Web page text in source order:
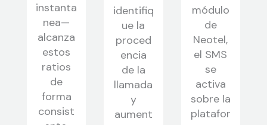
instanta
nea—
alcanza
estos
ratios
de
forma
consist
identifiq
ue la
proced
encia
de la
llamada
y
aument
módulo
de
Neotel,
el SMS
se
activa
sobre la
platafor